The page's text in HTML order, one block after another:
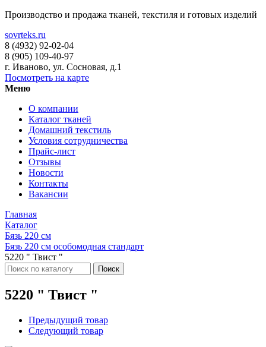
Производство и продажа тканей, текстиля и готовых изделий
sovrteks.ru
8 (4932) 92-02-04
8 (905) 109-40-97
г. Иваново, ул. Сосновая, д.1
Посмотреть на карте
Меню
О компании
Каталог тканей
Домашний текстиль
Условия сотрудничества
Прайс-лист
Отзывы
Новости
Контакты
Вакансии
Главная
Каталог
Бязь 220 см
Бязь 220 см особомодная стандарт
5220 " Твист "
Поиск
5220 " Твист "
Предыдущий товар
Следующий товар